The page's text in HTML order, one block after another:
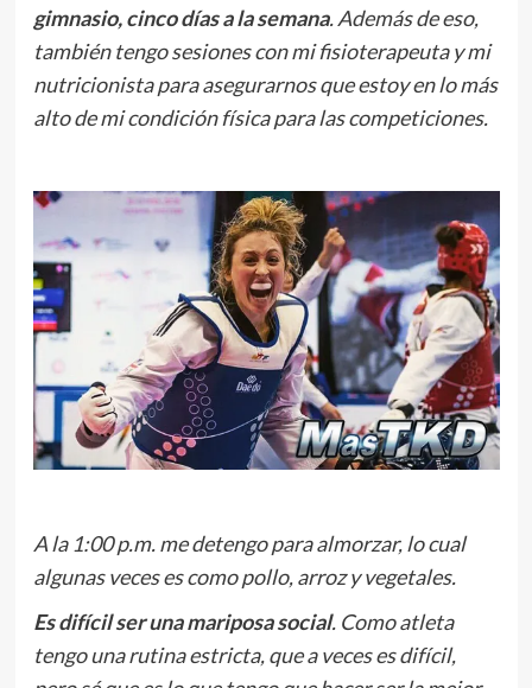
gimnasio, cinco días a la semana. Además de eso,
también tengo sesiones con mi fisioterapeuta y mi
nutricionista para asegurarnos que estoy en lo más
alto de mi condición física para las competiciones.
A la 1:00 p.m. me detengo para almorzar, lo cual
algunas veces es como pollo, arroz y vegetales.
Es difícil ser una mariposa social. Como atleta
tengo una rutina estricta, que a veces es difícil,